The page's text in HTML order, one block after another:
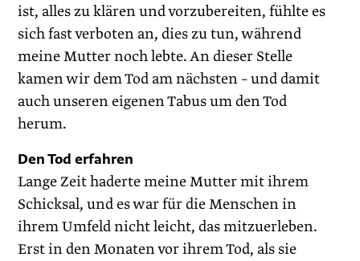
ist, alles zu klären und vorzubereiten, fühlte es
sich fast verboten an, dies zu tun, während
meine Mutter noch lebte. An dieser Stelle
kamen wir dem Tod am nächsten – und damit
auch unseren eigenen Tabus um den Tod
herum.
Den Tod erfahren
Lange Zeit haderte meine Mutter mit ihrem
Schicksal, und es war für die Menschen in
ihrem Umfeld nicht leicht, das mitzuerleben.
Erst in den Monaten vor ihrem Tod, als sie